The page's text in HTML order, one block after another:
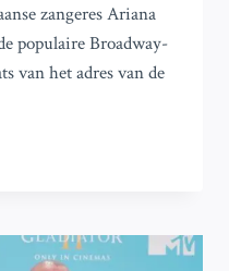
zangeres Ariana
populaire Broadway-
van het adres van de